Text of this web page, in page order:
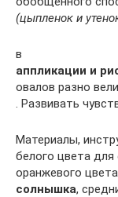
(цыпленок и
в
аппликации и
овалов разно
. Развивать
Материалы,
белого цвета
оранжевого
солнышка,